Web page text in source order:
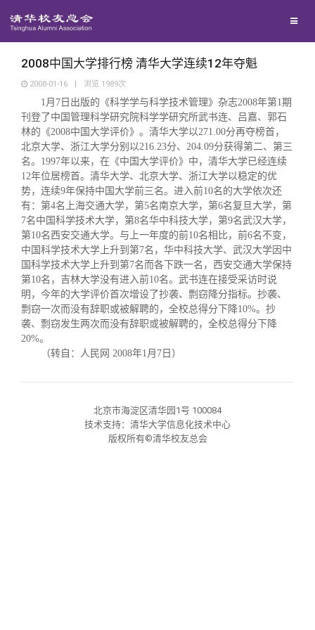
地区联络
年级联络
院系校友工作
专业委员会
兴趣群体
西南联大校友会
回馈母校
捐赠项目
捐赠新闻
捐赠纪事
捐赠方法
义工计划
媒体平台
《清华校友通讯》
《水木清华》
我要订阅
新媒体平台
百年清华
清华人物
清华故事
青春风采
校友文苑
校友讲坛
校友视界
校友服务
终身学习
信息化服务
三创大赛
实用信息
校友总会
总会简介
会长致辞
总会章程
理事会名单
关闭
2008中国大学排行榜 清华大学连续12年夺魁
2008-01-16 | 浏览 1989次
1月 7 日出版的《科学学与科学技术管理》杂志2008年第1期
刊登了中国管理科学研究院科学学研究所武书连、吕嘉、郭石
林的《2008中国大学评价》。清华大学以271.00分再夺榜首，
北京大学、浙江大学分别以216.23分、 204.09分获得第二、第三
名。 1997年以来，在《中国大学评价》中，清华大学已经连续
12年位居榜首。清华大学、北京大学、浙江大学以稳定的优
势，连续9年保持中国大学前三名。进入前10名的大学依次还
有：第4名上海交通大学，第5名南京大学，第6名复旦大学，第
7名中国科学技术大学，第8名华中科技大学，第9名武汉大学，
第10名西安交通大学。与上一年度的前10名相比，前6名不变，
中国科学技术大学上升到第7名，华中科技大学、武汉大学因中
国科学技术大学上升到第7名而各下跌一名，西安交通大学保持
第10名，吉林大学没有进入前10名。武书连在接受采访时说
明，今年的大学评价首次增设了抄袭、剽窃降分指标。抄袭、
剽窃一次而没有辞职或被解聘的，全校总得分下降10%。抄
袭、剽窃发生两次而没有辞职或被解聘的，全校总得分下降
20%。
（转自：人民网 2008年1月 7 日）
北京市海淀区清华园1号 100084
技术支持：清华大学信息化技术中心
版权所有©清华校友总会